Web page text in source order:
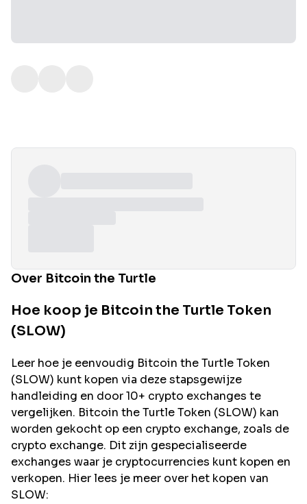
Over Bitcoin the Turtle
Hoe koop je Bitcoin the Turtle Token
(SLOW)
Leer hoe je eenvoudig Bitcoin the TurtleToken
(SLOW) kunt kopen via deze stapsgewijze
handleiding en door 10+ crypto exchanges te
vergelijken. Bitcoin the TurtleToken (SLOW) kan
worden gekocht op een crypto exchange, zoals de
crypto exchange. Dit zijn gespecialiseerde
exchanges waar je cryptocurrencies kunt kopen en
verkopen. Hier lees je meer over het kopen van
SLOW: